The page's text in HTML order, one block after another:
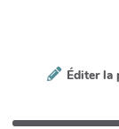
Éditer la